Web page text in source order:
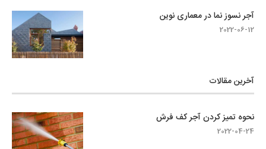
آجر نسوز نما در معماری نوین
2022-06-12
آخرین مقالات
نحوه تمیز کردن آجر کف فرش
2022-04-24